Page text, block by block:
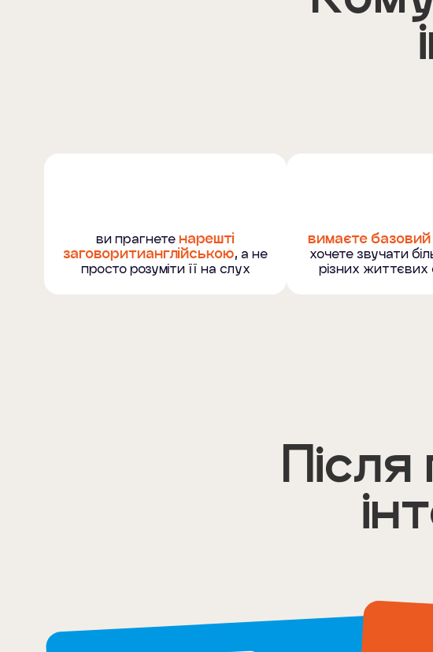
ви прагнетенарешті
заговоритианглійською, а не
просто розуміти її на слух
вимаєте базовий
хочете звучати
різних життєвих